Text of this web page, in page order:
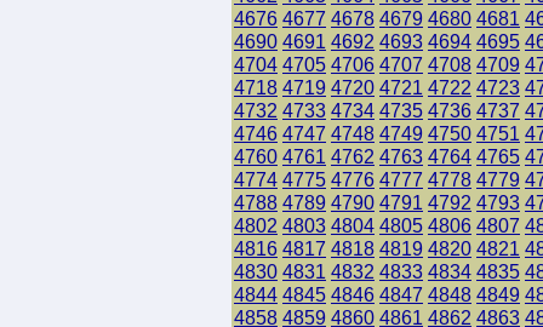
4676 4677 4678 4679 4680 4681
4690 4691 4692 4693 4694 4695
4704 4705 4706 4707 4708 4709
4718 4719 4720 4721 4722 4723
4732 4733 4734 4735 4736 4737
4746 4747 4748 4749 4750 4751
4760 4761 4762 4763 4764 4765
4774 4775 4776 4777 4778 4779
4788 4789 4790 4791 4792 4793
4802 4803 4804 4805 4806 4807
4816 4817 4818 4819 4820 4821
4830 4831 4832 4833 4834 4835
4844 4845 4846 4847 4848 4849
4858 4859 4860 4861 4862 4863